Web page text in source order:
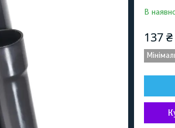
В
137 ₴